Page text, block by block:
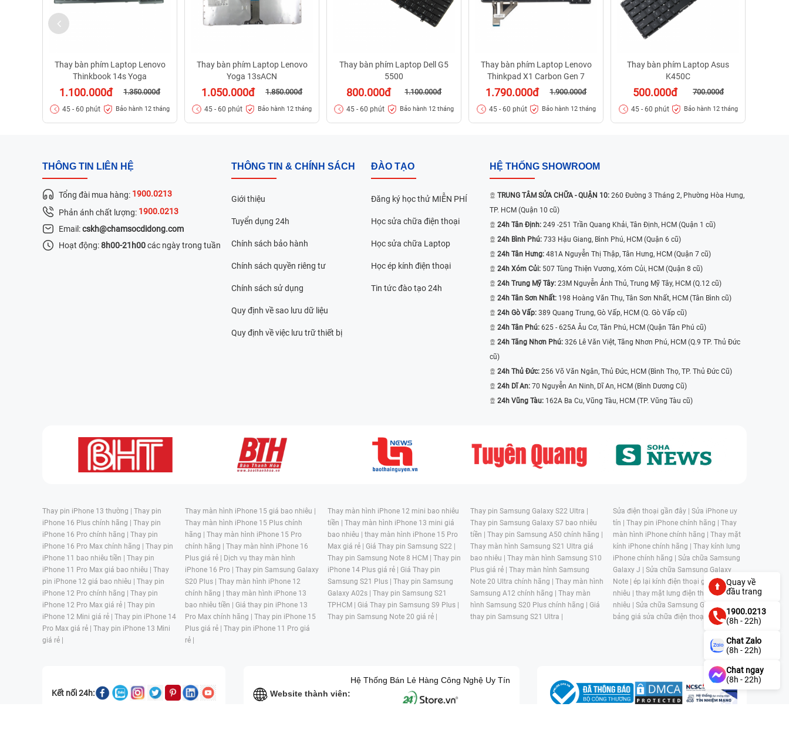
Thay bàn phím Laptop Lenovo
Thinkbook 14s Yoga
1.100.000đ 1.350.000đ
45 - 60 phút Bảo hành 12 tháng
Thay bàn phím Laptop Lenovo
Yoga 13sACN
1.050.000đ 1.850.000đ
45 - 60 phút Bảo hành 12 tháng
Thay bàn phím Laptop Dell G5
5500
800.000đ 1.100.000đ
45 - 60 phút Bảo hành 12 tháng
Thay bàn phím Laptop Lenovo
Thinkpad X1 Carbon Gen 7
1.790.000đ 1.900.000đ
45 - 60 phút Bảo hành 12 tháng
Thay bàn phím Laptop Asus
K450C
500.000đ 700.000đ
45 - 60 phút Bảo hành 12 tháng
THÔNG TIN LIÊN HỆ
Tổng đài mua hàng: 1900.0213
Phản ánh chất lượng: 1900.0213
Email:cskh@chamsocdidong.com
Hoạt động:8h00-21h00các ngày trong tuần
THÔNG TIN & CHÍNH SÁCH
Giới thiệu
Tuyển dụng 24h
Chính sách bảo hành
Chính sách quyền riêng tư
Chính sách sử dụng
Quy định về sao lưu dữ liệu
Quy định về việc lưu trữ thiết bị
ĐÀO TẠO
Đăng ký học thử MIỄN PHÍ
Học sửa chữa điện thoại
Học sửa chữa Laptop
Học ép kính điện thoại
Tin tức đào tạo 24h
HỆ THỐNG SHOWROOM
TRUNG TÂM SỬA CHỮA - QUẬN 10: 260 Đường 3 Tháng 2, Phường Hòa Hưng,
TP. HCM (Quận 10 cũ)
24h Tân Định: 249 -251 Trần Quang Khải, Tân Định, HCM (Quận 1 cũ)
24h Bình Phú: 733 Hậu Giang, Bình Phú, HCM (Quận 6 cũ)
24h Tân Hưng: 481A Nguyễn Thị Thập, Tân Hưng, HCM (Quận 7 cũ)
24h Xóm Củi: 507 Tùng Thiện Vương, Xóm Củi, HCM (Quận 8 cũ)
24h Trung Mỹ Tây: 23M Nguyễn Ảnh Thủ, Trung Mỹ Tây, HCM (Q.12 cũ)
24h Tân Sơn Nhất: 198 Hoàng Văn Thụ, Tân Sơn Nhất, HCM (Tân Bình cũ)
24h Gò Vấp: 389 Quang Trung, Gò Vấp, HCM (Q. Gò Vấp cũ)
24h Tân Phú: 625 - 625A Âu Cơ, Tân Phú, HCM (Quận Tân Phú cũ)
24h Tăng Nhơn Phú: 326 Lê Văn Việt, Tăng Nhơn Phú, HCM (Q.9 TP. Thủ Đức
cũ)
24h Thủ Đức: 256 Võ Văn Ngân, Thủ Đức, HCM (Bình Thọ, TP. Thủ Đức Cũ)
24h Dĩ An: 70 Nguyễn An Ninh, Dĩ An, HCM (Bình Dương Cũ)
24h Vũng Tàu: 162A Ba Cu, Vũng Tàu, HCM (TP. Vũng Tàu cũ)
Thay pin iPhone 13 thường | Thay pin
iPhone 16 Plus chính hãng | Thay pin
iPhone 16 Pro chính hãng | Thay pin
iPhone 16 Pro Max chính hãng | Thay pin
iPhone 11 bao nhiêu tiền | Thay pin
iPhone 11 Pro Max giá bao nhiêu | Thay
pin iPhone 12 giá bao nhiêu | Thay pin
iPhone 12 Pro chính hãng | Thay pin
iPhone 12 Pro Max giá rẻ | Thay pin
iPhone 12 Mini giá rẻ | Thay pin iPhone 14
Pro Max giá rẻ | Thay pin iPhone 13 Mini
giá rẻ |
Thay màn hình iPhone 15 giá bao nhiêu |
Thay màn hình iPhone 15 Plus chính
hãng | Thay màn hình iPhone 15 Pro
chính hãng | Thay màn hình iPhone 16
Plus giá rẻ | Dịch vụ thay màn hình
iPhone 16 Pro | Thay pin Samsung Galaxy
S20 Plus | Thay màn hình iPhone 12
chính hãng | thay màn hình iPhone 13
bao nhiêu tiền | Giá thay pin iPhone 13
Pro Max chính hãng | Thay pin iPhone 15
Plus giá rẻ | Thay pin iPhone 11 Pro giá
rẻ |
Thay màn hình iPhone 12 mini bao nhiêu
tiền | Thay màn hình iPhone 13 mini giá
bao nhiêu | thay màn hình iPhone 15 Pro
Max giá rẻ | Giá Thay pin Samsung S22 |
Thay pin Samsung Note 8 HCM | Thay pin
iPhone 14 Plus giá rẻ | Giá Thay pin
Samsung S21 Plus | Thay pin Samsung
Galaxy A02s | Thay pin Samsung S21
TPHCM | Giá Thay pin Samsung S9 Plus |
Thay pin Samsung Note 20 giá rẻ |
Thay pin Samsung Galaxy S22 Ultra |
Thay pin Samsung Galaxy S7 bao nhiêu
tiền | Thay pin Samsung A50 chính hãng |
Thay màn hình Samsung S21 Ultra giá
bao nhiêu | Thay màn hình Samsung S10
Plus giá rẻ | Thay màn hình Samsung
Note 20 Ultra chính hãng | Thay màn hình
Samsung A12 chính hãng | Thay màn
hình Samsung S20 Plus chính hãng | Giá
thay pin Samsung S21 Ultra |
Sửa điện thoại gần đây | Sửa iPhone uy
tín | Thay pin iPhone chính hãng | Thay
màn hình iPhone chính hãng | Thay mặt
kính iPhone chính hãng | Thay kính lưng
iPhone chính hãng | Sửa chữa Samsung
Galaxy J | Sửa chữa Samsung Galaxy
Note | ép lại kính điện thoại giá bao
nhiêu | thay mặt lưng điện thoại giá bao
nhiêu | Sửa chữa Samsung Galaxy S |
bảng giá sửa chữa điện thoại samsung |
Kết nối 24h: Website thành viên:
Hệ Thống Bán Lẻ Hàng Công Nghệ Uy Tín
Quay về
đầu trang
1900.0213
(8h - 22h)
Chat Zalo
(8h - 22h)
Chat ngay
(8h - 22h)